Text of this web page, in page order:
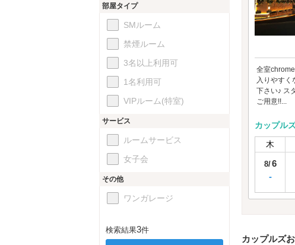
全室
入りやす
下さい♪ ス
ご用意!!...
カップル
木
8/6
-
カップルズ
部屋タイプ
SMルーム
禁煙ルーム
3名以上利用可
1名利用可
VIPルーム(特室)
サービス
ルームサービス
女子会
その他
ワンガレージ
検索結果3件